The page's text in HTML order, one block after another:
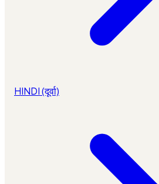
HINDI (दूर्वा)